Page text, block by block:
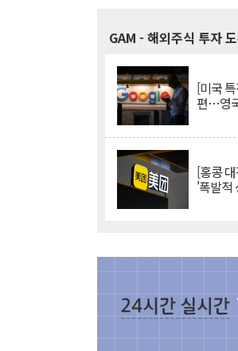
GAM - 해외주식 투자
[미국
편…영
[홍콩
'폭발적